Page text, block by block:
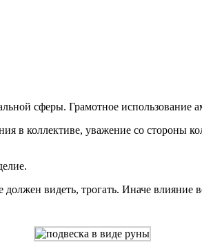
сферы. Грамотное использование
в коллективе, уважение со стороны
видеть, трогать. Иначе